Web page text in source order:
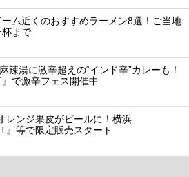
ーム近くのおすすめラーメン8選！ご当地
まで
辣湯に激辛超えの“インド辛”カレーも！
』で激辛フェス開催中
レンジ果皮がビールに！横浜
』等で限定販売スタート